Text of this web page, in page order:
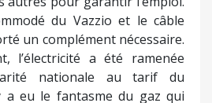
du Vazzio et le câble
un complément nécessaire.
l’électricité a été ramenée
nationale au tarif du
a eu le fantasme du gaz qui